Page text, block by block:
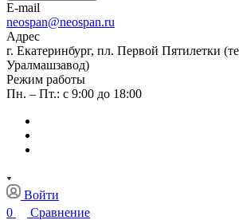
E-mail
neospan@neospan.ru
Адрес
г. Екатеринбург, пл. Первой Пятилетки
Уралмашзавод)
Режим работы
Пн. – Пт.: с 9:00 до 18:00
Войти
0
Сравнение